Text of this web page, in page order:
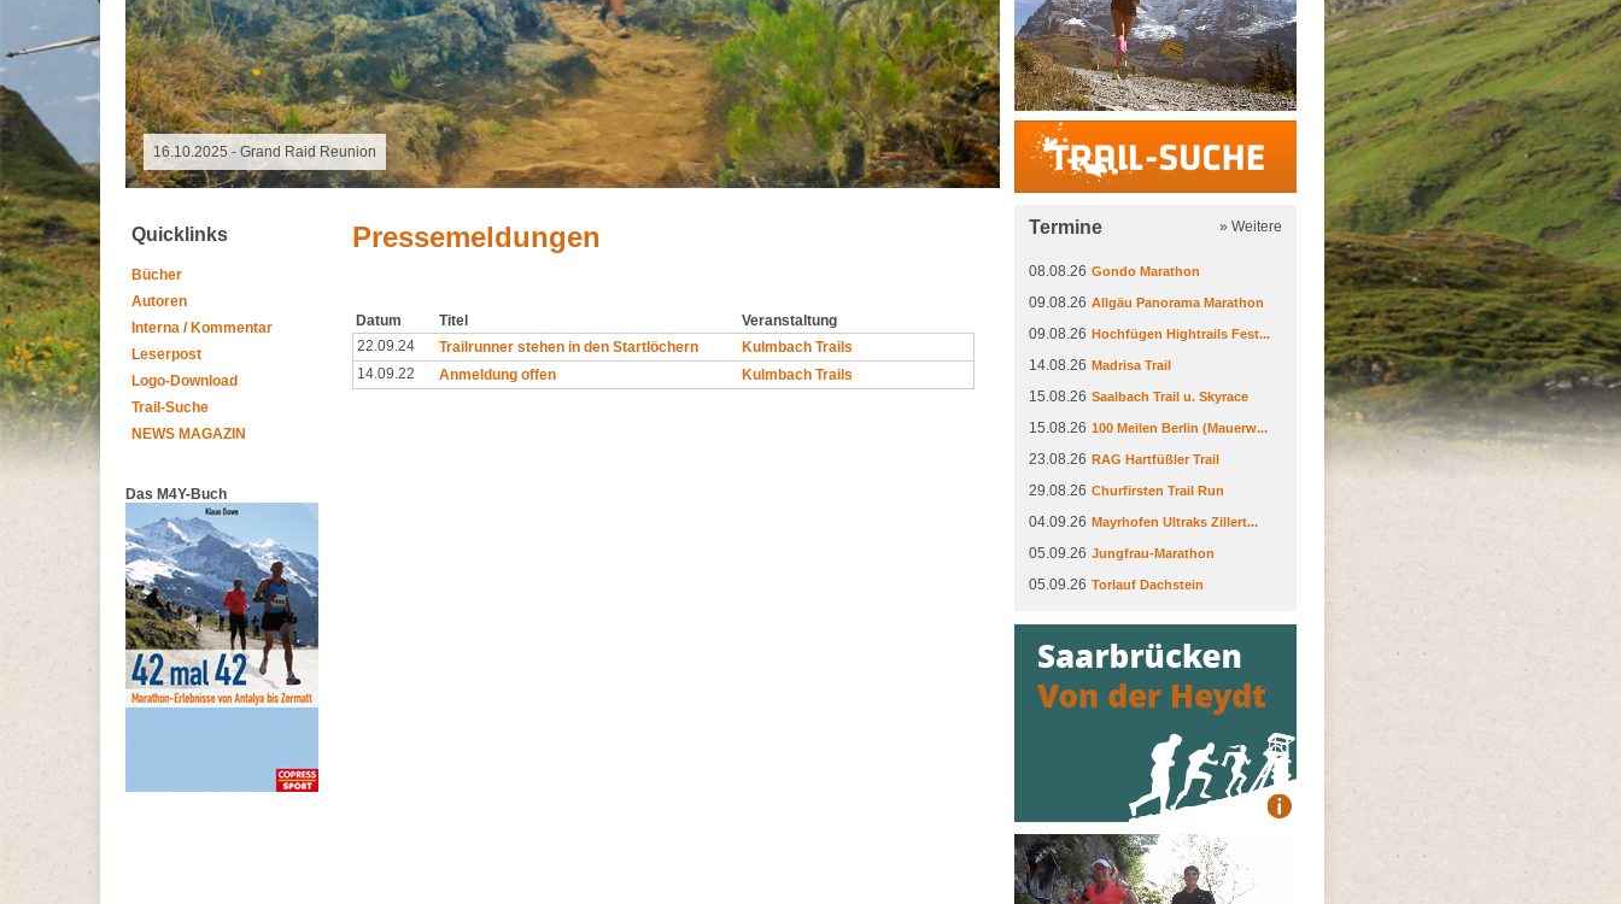
18.10.2025 - Altmühltrail
Trail-Suche
Quicklinks
Bücher
Autoren
Interna / Kommentar
Leserpost
Logo-Download
Trail-Suche
NEWS MAGAZIN
Das M4Y-Buch
Pressemeldungen
Datum Titel
Veranstaltung
22.09.24
Trailrunner stehen in den Startlöchern
Kulmbach Trails
14.09.22
Anmeldung offen Kulmbach Trails
Termine » Weitere
08.08.26 Gondo Marathon
09.08.26 Allgäu Panorama Marathon
09.08.26 Hochfügen Hightrails Fest...
14.08.26 Madrisa Trail
15.08.26 Saalbach Trail u. Skyrace
15.08.26 100 Meilen Berlin (Mauerw...
23.08.26 RAG Hartfüßler Trail
29.08.26 Churfirsten Trail Run
04.09.26 Mayrhofen Ultraks Zillert...
05.09.26 Jungfrau-Marathon
05.09.26 Torlauf Dachstein